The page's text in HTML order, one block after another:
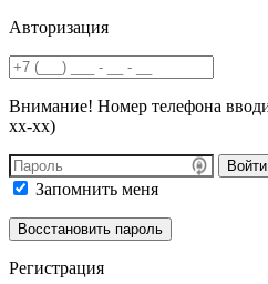
Авторизация
Внимание! Номер телефона
хх-хх)
Запомнить меня
Регистрация